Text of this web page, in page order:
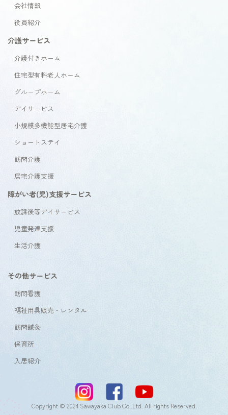
会社情報
役員紹介
介護サービス
介護付きホーム
住宅型有料老人ホーム
グループホーム
デイサービス
小規模多機能型居宅介護
ショートステイ
訪問介護
居宅介護支援
障がい者(児)支援サービス
放課後等デイサービス
児童発達支援
生活介護
その他サービス
訪問看護
福祉用具販売・レンタル
訪問鍼灸
保育所
入居紹介
Copyright © 2024 Sawayaka Club Co.,Ltd. All rights Reserved.